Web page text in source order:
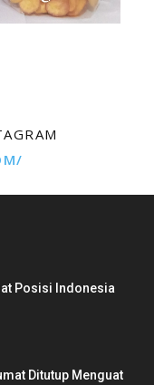
Posisi Indonesia
Ditutup Menguat